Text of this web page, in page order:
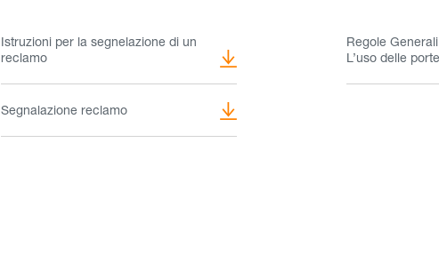
Istruzioni per la segnelazione di un
reclamo
Segnalazione reclamo
Regole
L’uso delle